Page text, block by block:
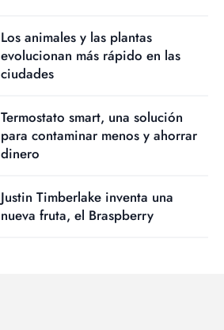
Los animales y las plantas
evolucionan más rápido en las
ciudades
Termostato smart, una solución
para contaminar menos y ahorrar
dinero
Justin Timberlake inventa una
nueva fruta, el Braspberry